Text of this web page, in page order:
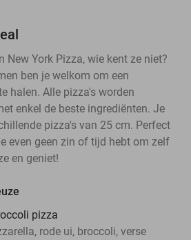
New York Pizza, wie kent ze niet?
ben je welkom om een
halen. Alle pizza's worden
enkel de beste ingrediënten. Je
pizza's van 25 cm. Perfect
even geen zin of tijd hebt om zelf
en geniet!
pizza
rode ui, broccoli, verse